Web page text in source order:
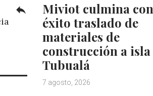
reply
Miviot culmina con
éxito traslado de
materiales de
construcción a isla
Tubualá
7 agosto, 2026